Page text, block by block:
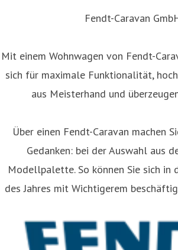
Fendt-Caravan
Mit einem Wohnwagen von Fendt-
sich für maximale Funktionalität,
aus Meisterhand und
Über einen Fendt-Caravan machen
Gedanken: bei der Auswahl aus
Modellpalette. So können Sie sich in
des Jahres mit Wichtigerem